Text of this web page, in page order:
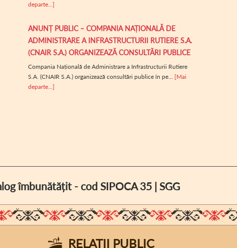
departe...]
ANUNȚ PUBLIC – COMPANIA NAȚIONALĂ DE
ADMINISTRARE A INFRASTRUCTURII RUTIERE S.A.
(CNAIR S.A.) ORGANIZEAZĂ CONSULTĂRI PUBLICE
Compania Națională de Administrare a Infrastructurii Rutiere
S.A. (CNAIR S.A.) organizează consultări publice în pe... [Mai
departe...]
îmbunătățit - cod SIPOCA 35 | SGG
RELAȚII PUBLIC